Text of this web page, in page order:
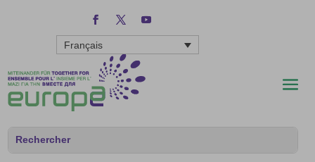
Français